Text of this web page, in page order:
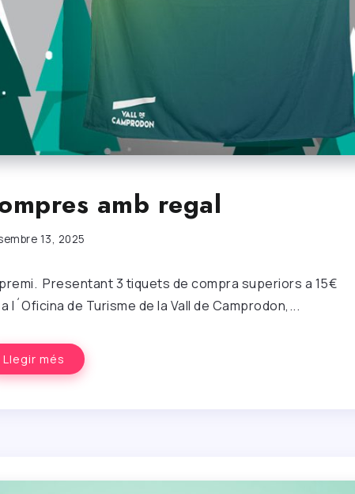
amb regal
13, 2025
Presentant 3 tiquets de compra superiors a 15€
de Turisme de la Vall de Camprodon,...
Llegir més